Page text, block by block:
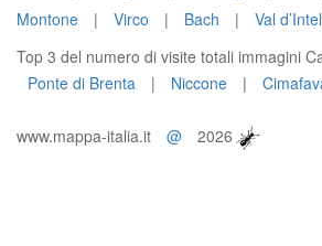
Montone
| Virco | Bach |
Val
Top 3 del numero di visite totali immagini
Ponte di Brenta
| Niccone |
www.mappa-italia.it @ 2026